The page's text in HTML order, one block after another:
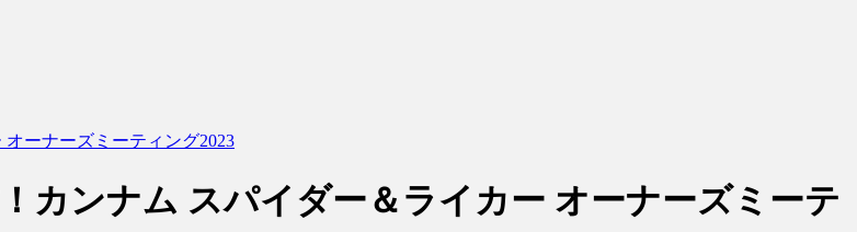
ーナーズミーティング2023
カンナム スパイダー＆ライカー オーナーズミーテ